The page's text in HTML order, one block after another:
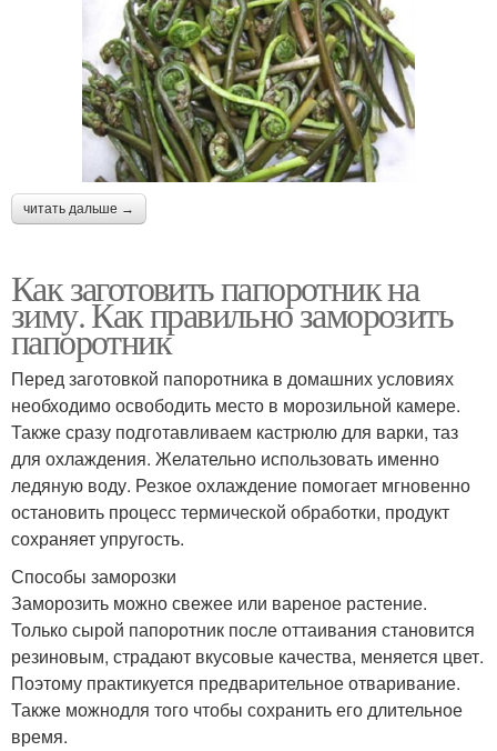
читать дальше →
Как заготовить папоротник на
зиму. Как правильно заморозить
папоротник
Перед заготовкой папоротника в домашних условиях
необходимо освободить место в морозильной камере.
Также сразу подготавливаем кастрюлю для варки, таз
для охлаждения. Желательно использовать именно
ледяную воду. Резкое охлаждение помогает мгновенно
остановить процесс термической обработки, продукт
сохраняет упругость.
Способы заморозки
Заморозить можно свежее или вареное растение.
Только сырой папоротник после оттаивания становится
резиновым, страдают вкусовые качества, меняется цвет.
Поэтому практикуется предварительное отваривание.
Также можнодля того чтобы сохранить его длительное
время.